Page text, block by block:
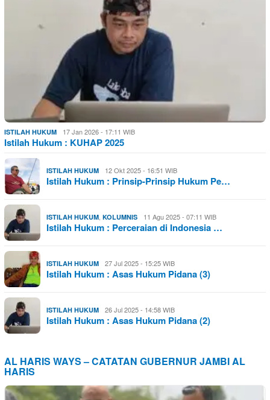
ISTILAH HUKUM 17 Jan 2026 - 17:11 WIB
Istilah Hukum : KUHAP 2025
ISTILAH HUKUM 12 Okt 2025 - 16:51 WIB
Istilah Hukum : Prinsip-Prinsip Hukum Pe…
ISTILAH HUKUM, KOLUMNIS 11 Agu 2025 - 07:11 WIB
Istilah Hukum : Perceraian di Indonesia …
ISTILAH HUKUM 27 Jul 2025 - 15:25 WIB
Istilah Hukum : Asas Hukum Pidana (3)
ISTILAH HUKUM 26 Jul 2025 - 14:58 WIB
Istilah Hukum : Asas Hukum Pidana (2)
AL HARIS WAYS – CATATAN GUBERNUR JAMBI AL
HARIS